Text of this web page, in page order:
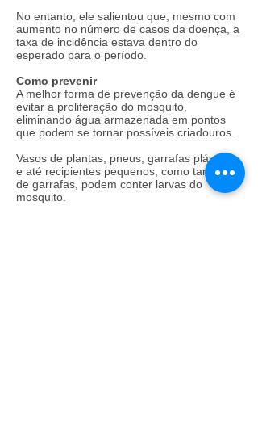
No entanto, ele salientou que, mesmo com
aumento no número de casos da doença, a
taxa de incidência estava dentro do
esperado para o período.
Como prevenir
A melhor forma de prevenção da dengue é
evitar a proliferação do mosquito,
eliminando água armazenada em pontos
que podem se tornar possíveis criadouros.
Vasos de plantas, pneus, garrafas plásticas
e até recipientes pequenos, como tampas
de garrafas, podem conter larvas do
mosquito.